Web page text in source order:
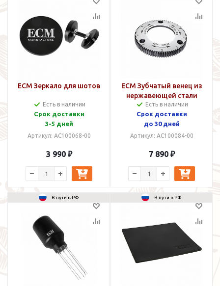
ECM Зеркало для шотов
Есть в наличии
Срок доставки
3-5 дней
Артикул: AC100068-00
3 990 ₽
ECM Зубчатый венец из
нержавеющей стали
для 64 серии
Есть в наличии
Срок доставки
до 30 дней
Артикул: AC100084-00
7 890 ₽
В пути в РФ В пути в РФ